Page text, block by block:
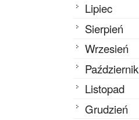
Lipiec
Sierpień
Wrzesień
Październik
Listopad
Grudzień